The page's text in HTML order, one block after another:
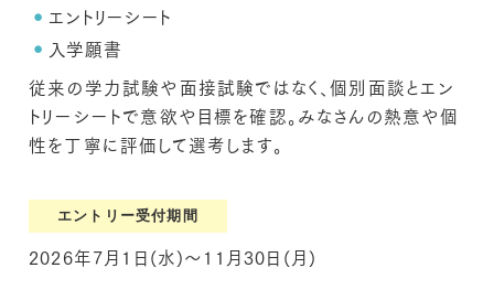
エントリーシート
入学願書
従来の学力試験や面接試験ではなく、個別面談とエン
トリーシートで意欲や目標を確認。みなさんの熱意や個
性を丁寧に評価して選考します。
エントリー受付期間
2026年7月1日(水)〜11月30日(月)